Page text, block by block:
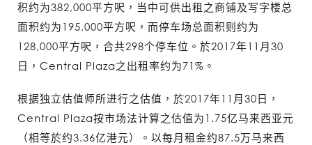
积约为382,000平方呎，当中可供出租之商铺及写字楼总
面积约为195,000平方呎，而停车场总面积则约为
128,000平方呎，合共298个停车位。於2017年11月30
日，Central Plaza之出租率约为71%。
根据独立估值师所进行之估值，於2017年11月30日，
Central Plaza按巿场法计算之估值为1.75亿马来西亚元
（相等於约3.36亿港元）。以每月租金约87.5万马来西